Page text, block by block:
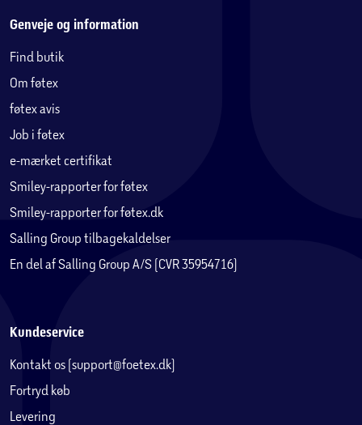
Genveje og information
Find butik
Om føtex
føtex avis
Job i føtex
e-mærket certifikat
Smiley-rapporter for føtex
Smiley-rapporter for føtex.dk
Salling Group tilbagekaldelser
En del af Salling Group A/S (CVR 35954716)
Kundeservice
Kontakt os (support@foetex.dk)
Fortryd køb
Levering